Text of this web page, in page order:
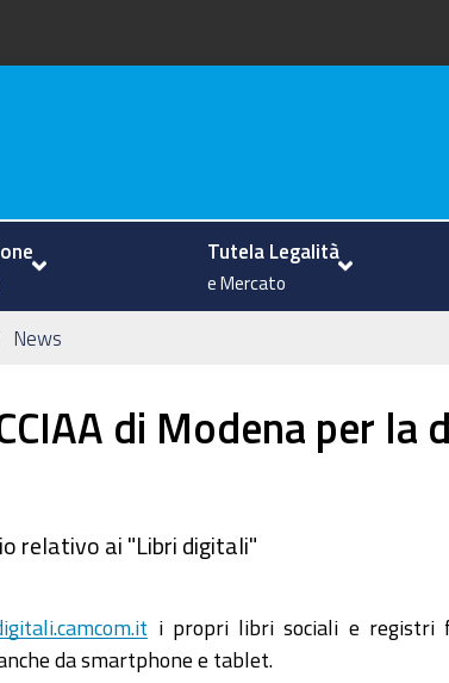
Tutela Legalità
e Mercato
News
di Modena per la
relativo ai "Libri digitali"
i propri libri sociali e registri
da smartphone e tablet.